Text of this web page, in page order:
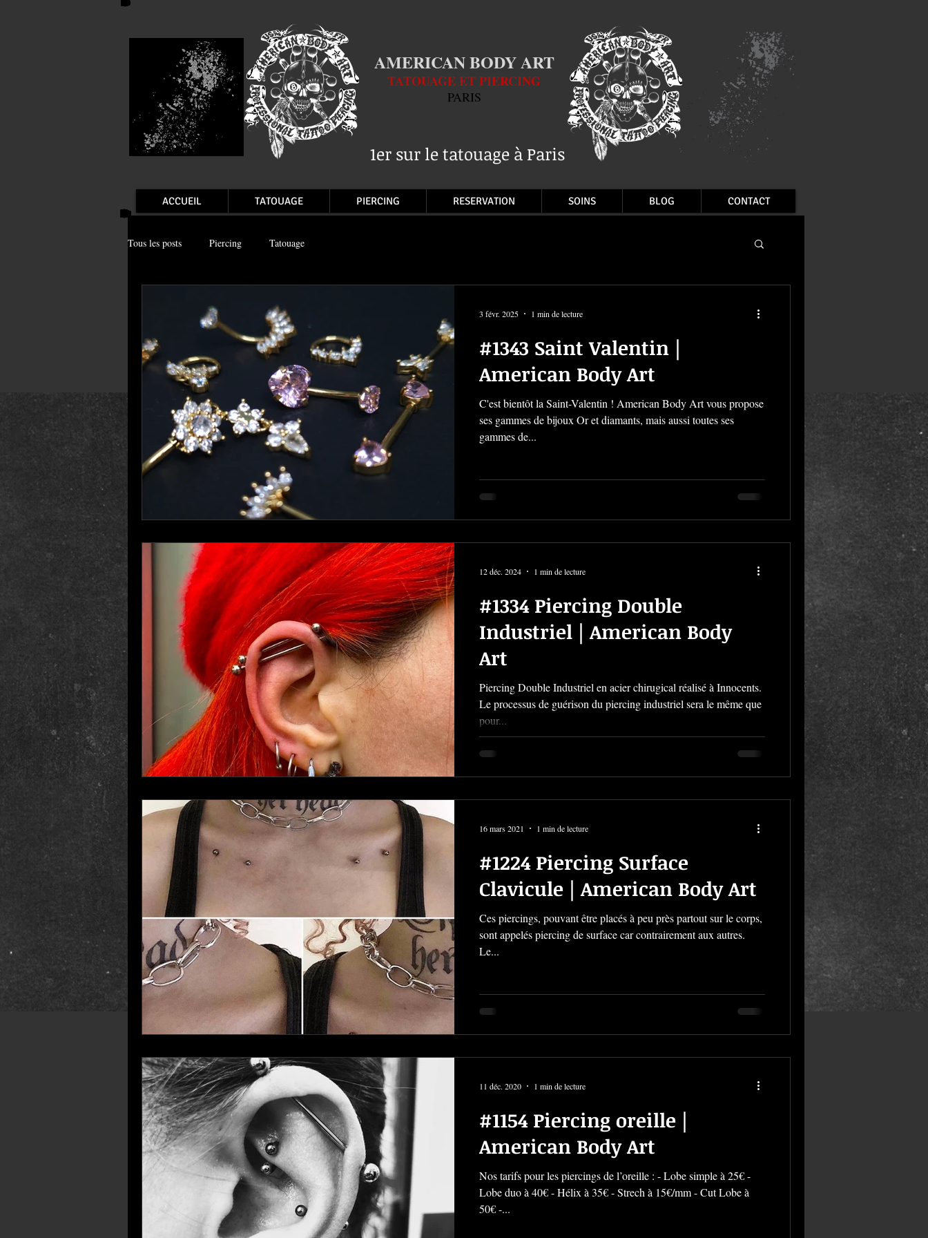
AMERICAN BODY ART
TATOUAGE ET PIERCING
PARIS
1er sur le tatouage à Paris
ACCUEIL TATOUAGE PIERCING RESERVATION SOINS BLOG CONTACT
Tous les posts Piercing Tatouage
#1343 Saint Valentin |
American Body Art
C'est bientôt la Saint-Valentin ! American Body Art vous propose
ses gammes de bijoux Or et diamants, mais aussi toutes ses
gammes de...
3 févr. 2025 1 min de lecture
#1334 Piercing Double
Industriel | American Body
Art
Piercing Double Industriel en acier chirugical réalisé à Innocents.
Le processus de guérison du piercing industriel sera le même que
pour...
12 déc. 2024 1 min de lecture
#1224 Piercing Surface
Clavicule | American Body Art
Ces piercings, pouvant être placés à peu près partout sur le corps,
sont appelés piercing de surface car contrairement aux autres.
Le...
16 mars 2021 1 min de lecture
#1154 Piercing oreille |
American Body Art
Nos tarifs pour les piercings de l’oreille : - Lobe simple à 25€ -
Lobe duo à 40€ - Hélix à 35€ - Strech à 15€/mm - Cut Lobe à
50€ -...
11 déc. 2020 1 min de lecture